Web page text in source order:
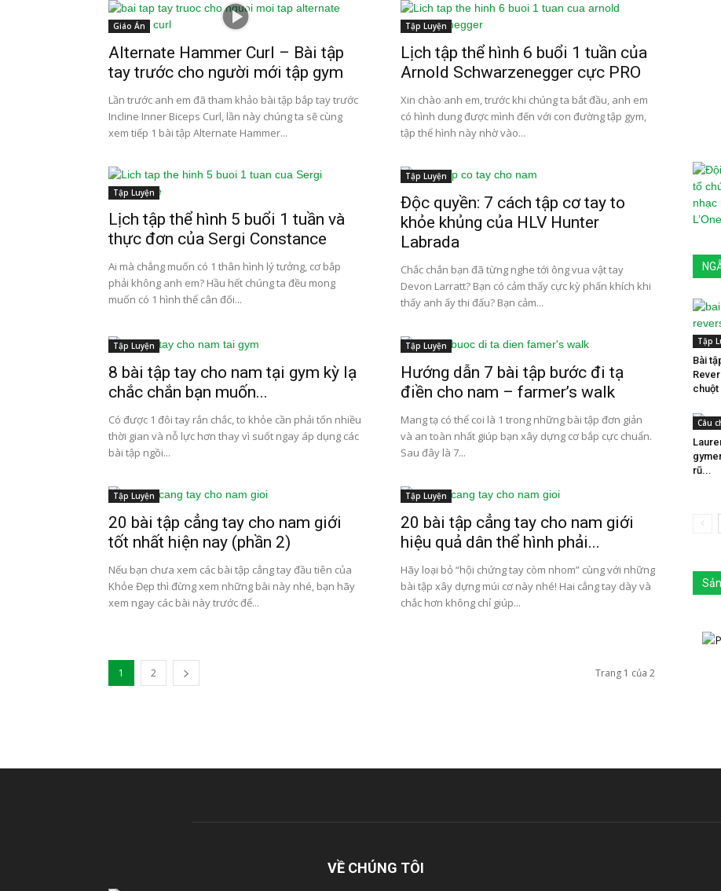
Giáo Án
Alternate Hammer Curl – Bài tập
tay trước cho người mới tập gym
Lần trước anh em đã tham khảo bài tập bắp tay trước
Incline Inner Biceps Curl, lần này chúng ta sẽ cùng
xem tiếp 1 bài tập Alternate Hammer...
Tập Luyện
Lịch tập thể hình 6 buổi 1 tuần của
Arnold Schwarzenegger cực PRO
Xin chào anh em, trước khi chúng ta bắt đầu, anh em
có hình dung được mình đến với con đường tập gym,
tập thể hình này nhờ vào...
Tập Luyện
Lịch tập thể hình 5 buổi 1 tuần và
thực đơn của Sergi Constance
Ai mà chẳng muốn có 1 thân hình lý tưởng, cơ bắp
phải không anh em? Hầu hết chúng ta đều mong
muốn có 1 hình thể cân đối...
Tập Luyện
Độc quyền: 7 cách tập cơ tay to
khỏe khủng của HLV Hunter
Labrada
Chắc chắn bạn đã từng nghe tới ông vua vật tay
Devon Larratt? Bạn có cảm thấy cực kỳ phấn khích khi
thấy anh ấy thi đấu? Bạn cảm...
Tập Luyện
8 bài tập tay cho nam tại gym kỳ lạ
chắc chắn bạn muốn...
Có được 1 đôi tay rắn chắc, to khỏe cần phải tốn nhiều
thời gian và nỗ lực hơn thay vì suốt ngay áp dụng các
bài tập ngồi...
Tập Luyện
Hướng dẫn 7 bài tập bước đi tạ
điền cho nam – farmer’s walk
Mang tạ có thể coi là 1 trong những bài tập đơn giản
và an toàn nhất giúp bạn xây dựng cơ bắp cực chuẩn.
Sau đây là 7...
Tập Luyện
20 bài tập cẳng tay cho nam giới
tốt nhất hiện nay (phần 2)
Nếu bạn chưa xem các bài tập cẳng tay đầu tiên của
Khỏe Đẹp thì đừng xem những bài này nhé, bạn hãy
xem ngay các bài này trước để...
Tập Luyện
20 bài tập cẳng tay cho nam giới
hiệu quả dân thể hình phải...
Hãy loại bỏ “hội chứng tay còm nhom” cùng với những
bài tập xây dựng múi cơ này nhé! Hai cẳng tay dày và
chắc hơn không chỉ giúp...
1 2 Trang 1 của 2
Tập
Bài
chuột
Câu
rũ...
VỀ CHÚNG TÔI